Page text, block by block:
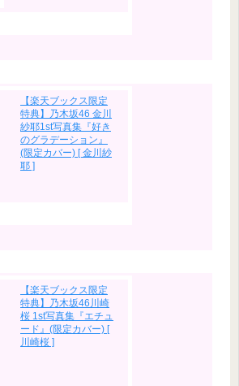
【楽天ブックス限定
特典】乃木坂46 金川
紗耶1st写真集『好き
のグラデーション』
(限定カバー) [ 金川紗
耶 ]
【楽天ブックス限定
特典】乃木坂46川崎
桜 1st写真集『エチュ
ード』(限定カバー) [
川崎桜 ]